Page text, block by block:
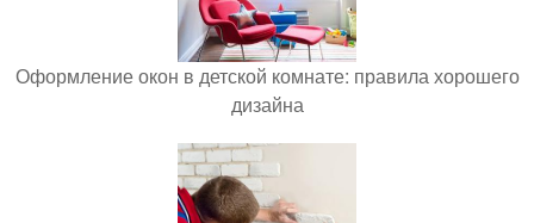
Оформление окон в детской комнате: правила хорошего
дизайна